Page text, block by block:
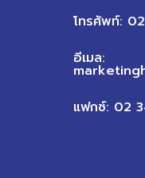
โทรศัพท์:
อีเมล:
แฟกซ์: 02